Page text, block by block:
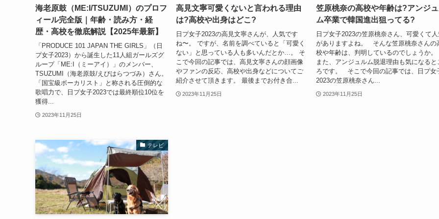
海老原鼓（ME:I/TSUZUMI）のプロフ
ィール完全版｜年齢・読み方・経
歴・高校を徹底解説【2025年最新】
「PRODUCE 101 JAPAN THE GIRLS」（日
プ女子2023）から誕生した11人組ガールズグ
ループ「ME:I（ミーアイ）」のメンバー、
TSUZUMI（海老原鼓/えびはらつづみ）さん。
「国宝級ボーカリスト」と称される圧倒的な
歌唱力で、日プ女子2023では最終順位10位を
獲得...
2023年11月25日
高見文寧可愛くないと言われる理由
は?高校や出身はどこ?
日プ女子2023の高見文寧さんが、人気です
ね〜。 ですが、名前を調べていると「可愛く
ない」と思っている人も多いんだとか…。 そ
こで今回の記事では、高見文寧さんの顔画像
やファンの反応、高校や出身などについてご
紹介させて頂きます。 最後までお付き合...
2023年11月25日
笠原桃奈の高校や年齢は?アンジ
ム卒業で韓国進出狙ってる?
日プ女子2023の笠原桃奈さん、可愛くて
がありますよね。 そんな笠原桃奈さんの
校や年齢は、判明しているのでしょうか。
また、アンジュルム脱退理由も気になると
ろです。 そこで今回の記事では、日プ女
2023の笠原桃奈さん...
2023年11月25日
テレビ